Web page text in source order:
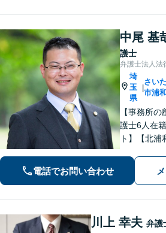
中尾 基
護士
弁護士法人法
埼
玉
県
|
さい
市浦
【事務所
護士6人在
ト】【北浦
動産などに
ま、個人
電話でお問い合わせ
川上 幸夫 弁護